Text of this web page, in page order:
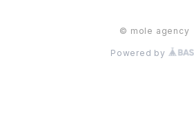
© mole agency
Powered by